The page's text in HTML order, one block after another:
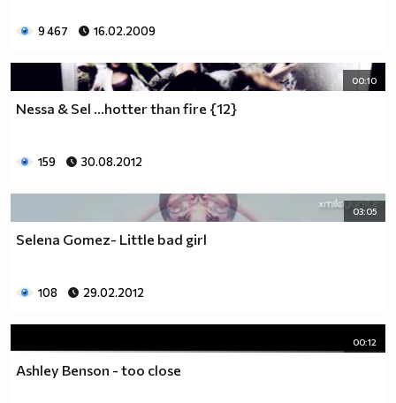
9 467 16.02.2009
00:10
Nessa & Sel ...hotter than fire {12}
159 30.08.2012
03:05
Selena Gomez- Little bad girl
108 29.02.2012
00:12
Ashley Benson - too close